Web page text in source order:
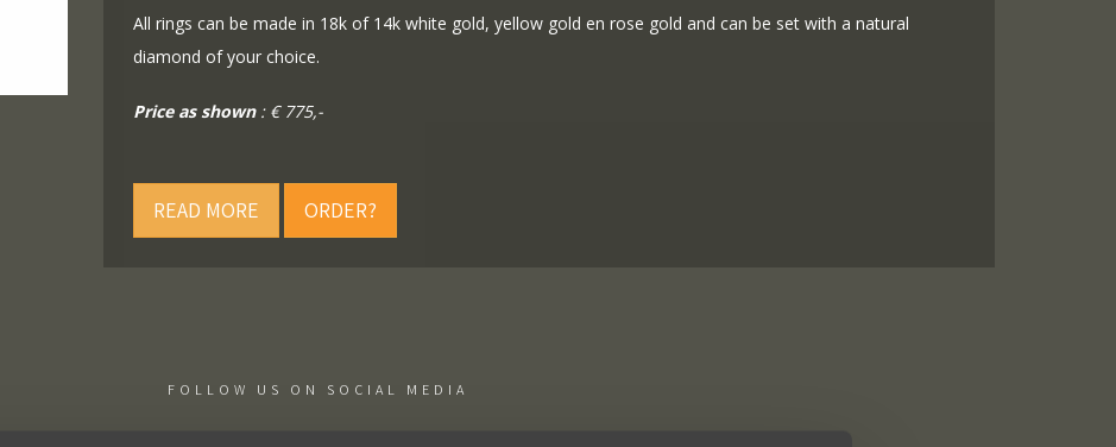
All rings can be made in 18k of 14k white gold, yellow gold en rose gold and can be set with a natural
diamond of your choice.
Price as shown: € 775,-
READ MORE ORDER?
FOLLOW US ON SOCIAL MEDIA